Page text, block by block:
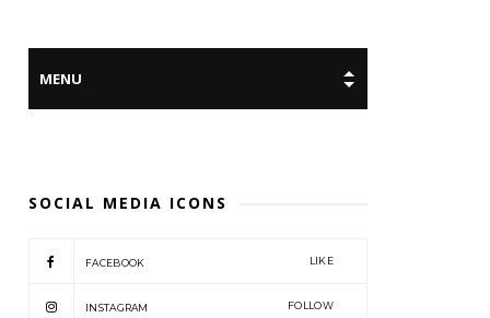
SOCIAL MEDIA ICONS
FACEBOOK LIKE
INSTAGRAM FOLLOW